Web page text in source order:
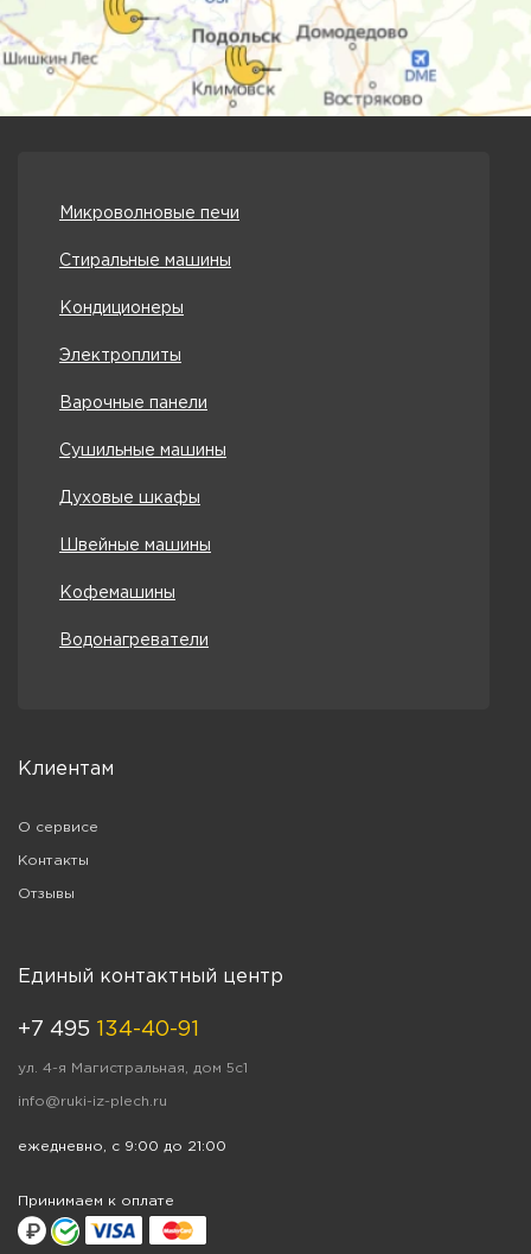
Микроволновые печи
Стиральные машины
Кондиционеры
Электроплиты
Варочные панели
Сушильные машины
Духовые шкафы
Швейные машины
Кофемашины
Водонагреватели
Клиентам
О сервисе
Контакты
Отзывы
Единый контактный центр
+7 495 134-40-91
ул. 4-я Магистральная, дом 5с1
info@ruki-iz-plech.ru
ежедневно, с 9:00 до 21:00
Принимаем к оплате